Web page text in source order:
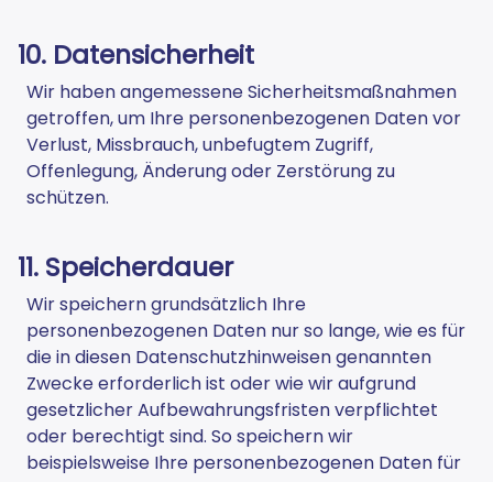
10. Datensicherheit
Wir haben angemessene Sicherheitsmaßnahmen
getroffen, um Ihre personenbezogenen Daten vor
Verlust, Missbrauch, unbefugtem Zugriff,
Offenlegung, Änderung oder Zerstörung zu
schützen.
11. Speicherdauer
Wir speichern grundsätzlich Ihre
personenbezogenen Daten nur so lange, wie es für
die in diesen Datenschutzhinweisen genannten
Zwecke erforderlich ist oder wie wir aufgrund
gesetzlicher Aufbewahrungsfristen verpflichtet
oder berechtigt sind. So speichern wir
beispielsweise Ihre personenbezogenen Daten für